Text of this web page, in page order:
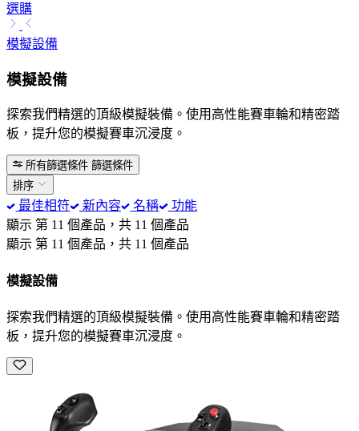
選購
模擬設備
模擬設備
探索我們精選的頂級模擬裝備。使用高性能賽車輪和精密踏
板，提升您的模擬賽車沉浸度。
所有篩選條件 篩選條件
排序
最佳相符 新內容 名稱
功能
顯示 第 11 個產品，共 11 個產品
顯示 第 11 個產品，共 11 個產品
模擬設備
探索我們精選的頂級模擬裝備。使用高性能賽車輪和精密踏
板，提升您的模擬賽車沉浸度。